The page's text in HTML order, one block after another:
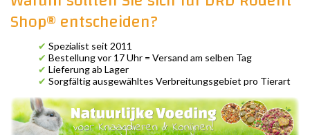
Shop® entscheiden?
✔ Spezialist seit 2011
✔ Bestellung vor 17 Uhr = Versand am selben Tag
✔ Lieferung ab Lager
✔ Sorgfältig ausgewähltes Verbreitungsgebiet pro Tierart